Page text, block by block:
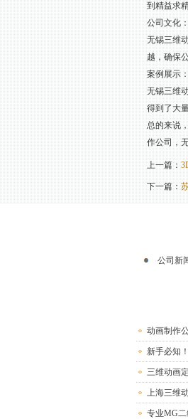
到精益求
公司文化
无锡三维
越，确保
案例展示
无锡三维
得到了大
总的来说
作公司，
上一篇：
下一篇：
公司新
动画制作
新手必知
三维动画
上海三维
专业MG